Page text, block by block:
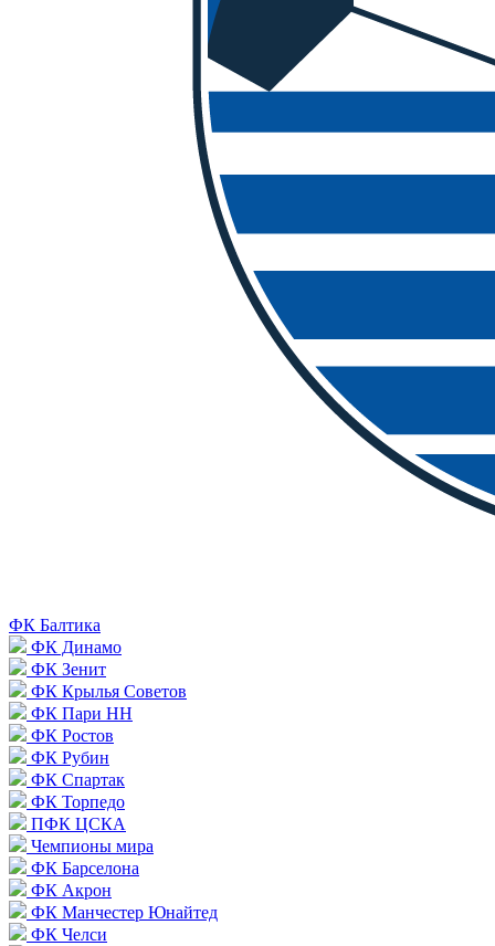
ФК Балтика
ФК Динамо
ФК Зенит
ФК Крылья Советов
ФК Пари НН
ФК Ростов
ФК Рубин
ФК Спартак
ФК Торпедо
ПФК ЦСКА
Чемпионы мира
ФК Барселона
ФК Акрон
ФК Манчестер Юнайтед
ФК Челси